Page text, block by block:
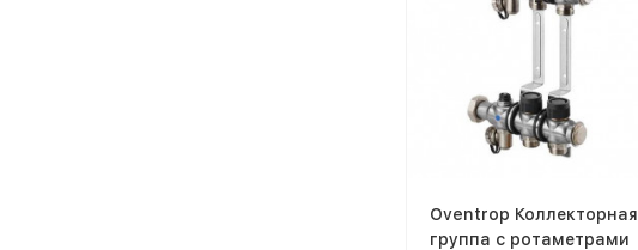
Oventrop Коллекторная
группа с ротаметрами